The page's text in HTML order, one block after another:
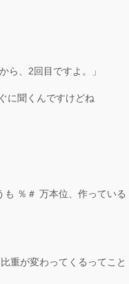
ら、2回目ですよ。」
に聞くんですけどね
％＃ 万本位、作っている
重が変わってくるってこと